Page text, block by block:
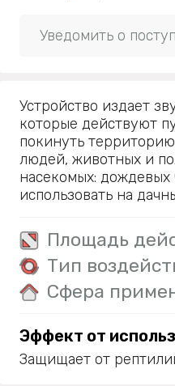
Уведомить о
Устройство издает
которые действуют
покинуть
людей, животных и
насекомых: дождевых
использовать на
Площадь
Тип
Сфера
Эффект от
Защищает от